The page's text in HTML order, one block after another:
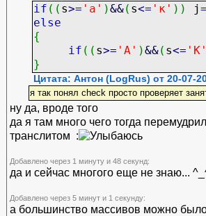
if ( ( s>= 'а' )&&( s<= 'к' ) ) j
else
{
if ( ( s>= 'А' )&&( s<=
}
Цитата: Антон (LogRus) от 20-07-
я так понял check просто проверяет
ну да, вроде того
да я там много чего тогда
транслитом :
Добавлено через 1 минуту и 48 секунд:
да и сейчас многого еще не знаю...
Добавлено через 5 минут и 1 секунду:
а большинство массивов можно